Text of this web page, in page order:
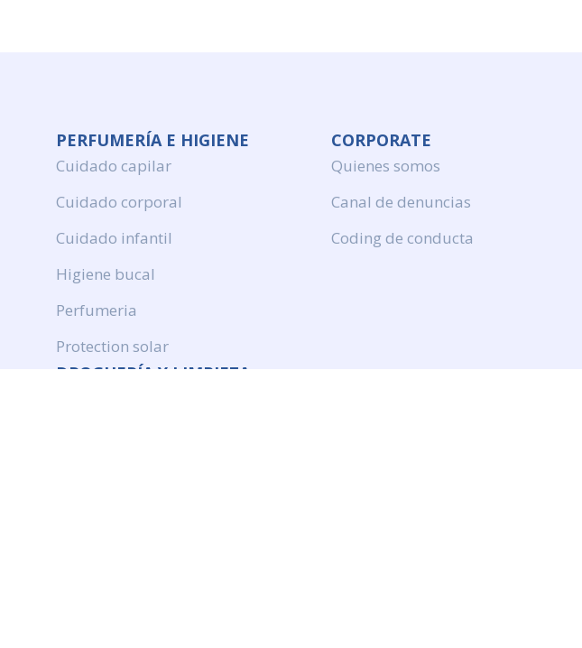
PERFUMERÍA E HIGIENE
Cuidado capilar
Cuidado corporal
Cuidado infantil
Higiene bucal
Perfumeria
Protection solar
DROGUERÍA Y LIMPIEZA
CORPORATE
Quienes somos
Canal de denuncias
Coding de conducta